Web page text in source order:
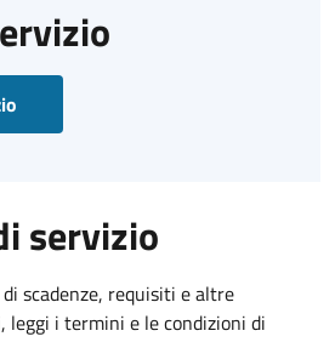
servizio
scadenze, requisiti e altre
i termini e le condizioni di